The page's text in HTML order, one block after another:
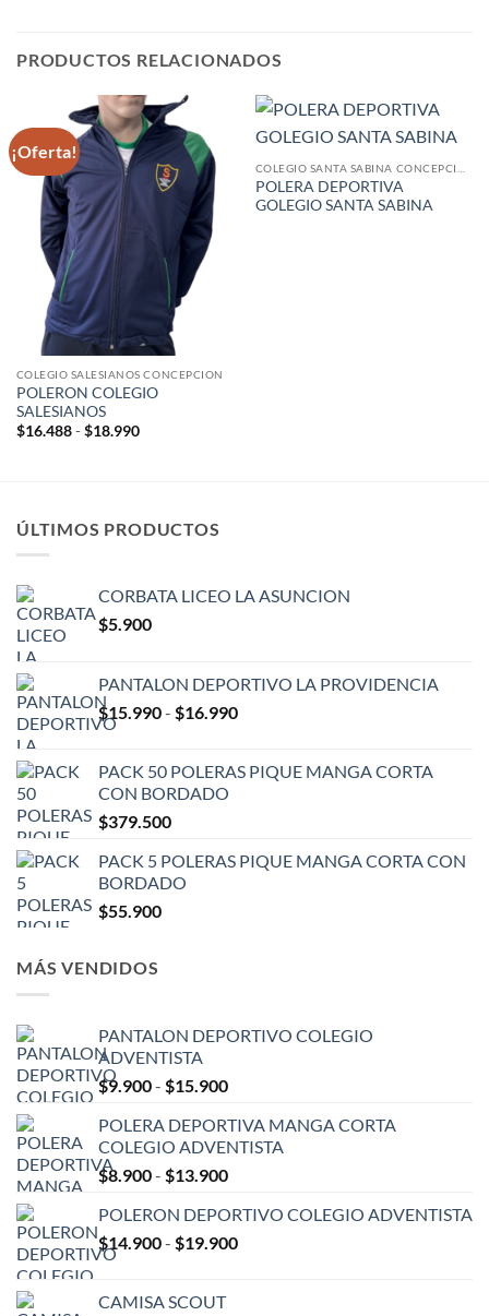
PRODUCTOS RELACIONADOS
¡Oferta!
COLEGIO SALESIANOS CONCEPCION
POLERON COLEGIO
SALESIANOS
$16.488 - $18.990Rango
POLERA DEPORTIVA
GOLEGIO SANTA SABINA
ÚLTIMOS PRODUCTOS
CORBATA LICEO LA ASUNCION
$5.900
PANTALON DEPORTIVO LA PROVIDENCIA
$15.990- $16.990Rango
desde
PACK 50 POLERAS PIQUE MANGA CORTA
CON BORDADO
$379.500
PACK 5 POLERAS PIQUE MANGA CORTA CON
BORDADO
$55.900
MÁS VENDIDOS
PANTALON DEPORTIVO COLEGIO
ADVENTISTA
$9.900- $15.900Rango
precios:
desde
$9.900
$15.900
POLERA DEPORTIVA MANGA CORTA
COLEGIO ADVENTISTA
$8.900- $13.900Rango
precios:
desde
POLERON DEPORTIVO COLEGIO ADVENTISTA
$14.900- $19.900Rango
CAMISA SCOUT